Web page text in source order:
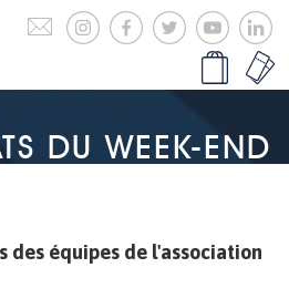
DU WEEK-END
des équipes de l'association